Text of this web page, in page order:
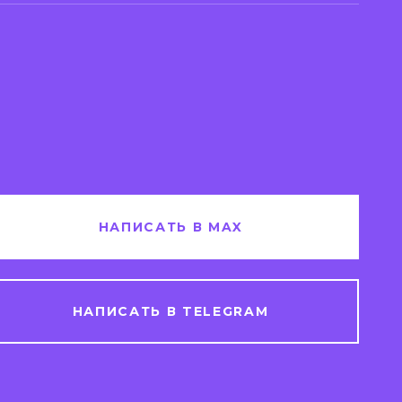
НАПИСАТЬ В MAX
НАПИСАТЬ В TELEGRAM